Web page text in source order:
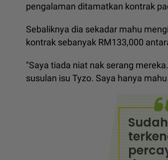
pengalaman ditamatkan kontrak
Sebaliknya dia sekadar mahu
kontrak sebanyak RM133,000
"Saya tiada niat nak serang
susulan isu Tyzo. Saya hanya